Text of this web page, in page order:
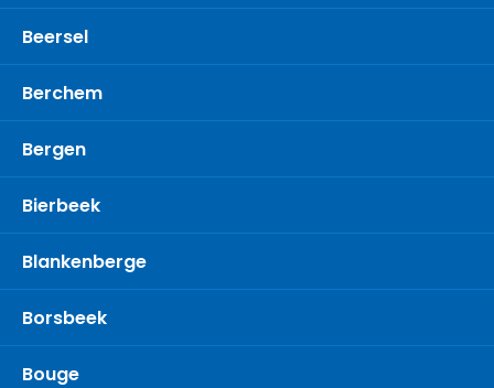
Beersel
Berchem
Bergen
Bierbeek
Blankenberge
Borsbeek
Bouge